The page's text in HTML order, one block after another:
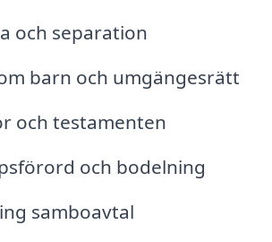
och separation
barn och umgängesrätt
och testamenten
och bodelning
samboavtal